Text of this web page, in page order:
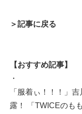
＞記事に戻る
【おすすめ記事】
・
「服着ぃ！！！」
露！ 「TWICEのも